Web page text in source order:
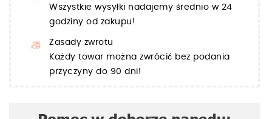
Wszystkie wysyłki nadajemy średnio w 24
godziny od zakupu!
Zasady zwrotu
Każdy towar można zwrócić bez podania
przyczyny do 90 dni!